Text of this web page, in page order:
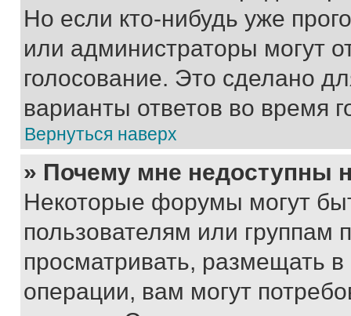
Но если кто-нибудь уже
или администраторы могут
голосование. Это сделано
варианты ответов во время
Вернуться наверх
» Почему мне недоступны
Некоторые форумы могут
пользователям или группам
просматривать, размещать
операции, вам могут